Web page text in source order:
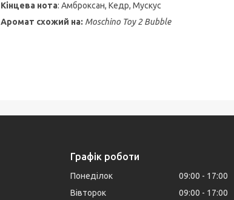
Кінцева нота: Амброксан, Кедр, Мускус
Аромат схожий на: Moschino Toy 2 Bubble
Графік роботи
Понеділок 09:00
17:00
Вівторок
09:00
17:00